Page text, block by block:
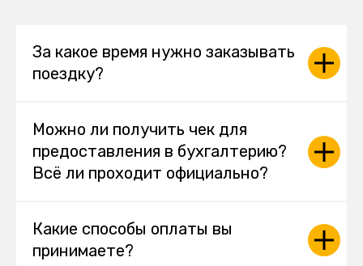
За какое время нужно заказывать
поездку?
Можно ли получить чек для
предоставления в бухгалтерию?
Всё ли проходит официально?
Какие способы оплаты вы
принимаете?